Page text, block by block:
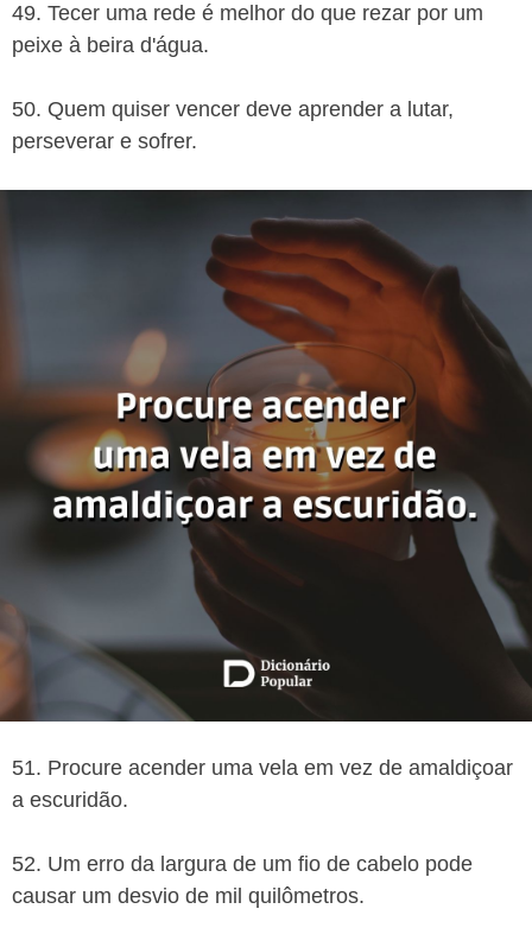
49. Tecer uma rede é melhor do que rezar por um
peixe à beira d'água.
50. Quem quiser vencer deve aprender a lutar,
perseverar e sofrer.
51. Procure acender uma vela em vez de amaldiçoar
a escuridão.
52. Um erro da largura de um fio de cabelo pode
causar um desvio de mil quilômetros.